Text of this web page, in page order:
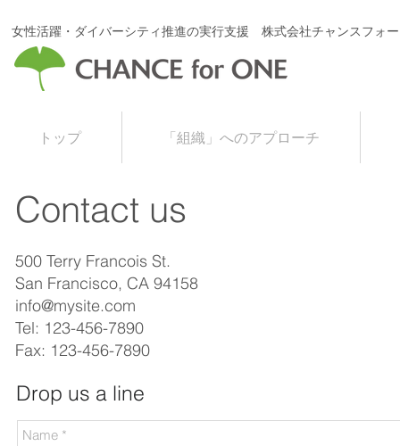
女性活躍・ダイバーシティ推進の実行支援 株式会社チャンスフォ
トップ 「組織」へのアプローチ
Contact us
500 Terry Francois St.
San Francisco, CA 94158
info@mysite.com
Tel: 123-456-7890
Fax: 123-456-7890
Drop us a line